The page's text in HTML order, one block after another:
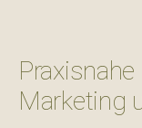
Marketing